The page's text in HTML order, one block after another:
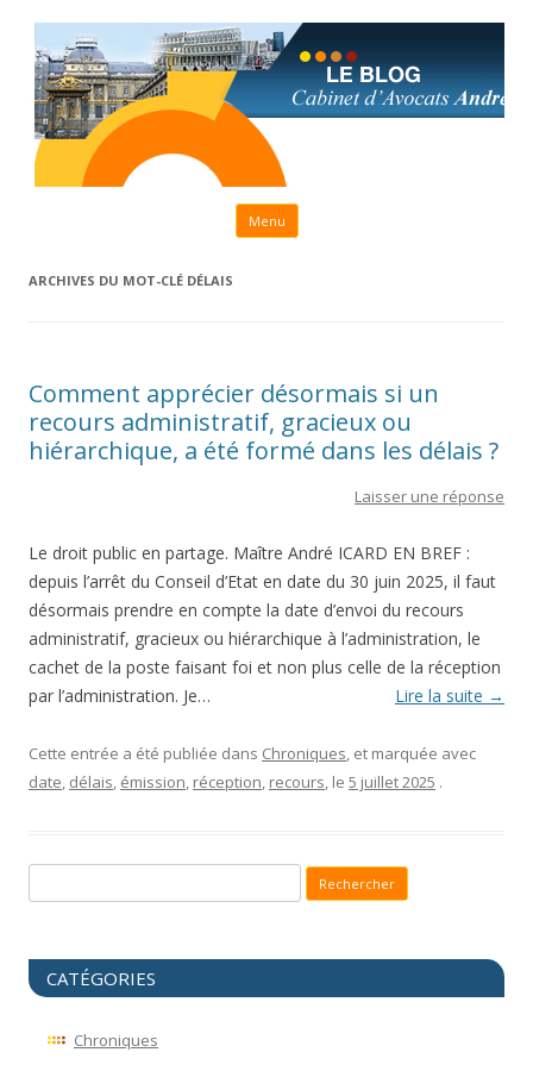
Menu Aller au contenu principal
ARCHIVES DU MOT-CLÉ DÉLAIS
Comment apprécier désormais si un
recours administratif, gracieux ou
hiérarchique, a été formé dans les délais ?
Laisser une réponse
Le droit public en partage. Maître André ICARD EN BREF :
depuis l’arrêt du Conseil d’Etat en date du 30 juin 2025, il faut
désormais prendre en compte la date d’envoi du recours
administratif, gracieux ou hiérarchique à l’administration, le
cachet de la poste faisant foi et non plus celle de la réception
par l’administration. Je…
Lire la suite →
Cette entrée a été publiée dans Chroniques, et marquée avec
date, délais, émission, réception, recours, le 5 juillet 2025 .
CATÉGORIES
Chroniques